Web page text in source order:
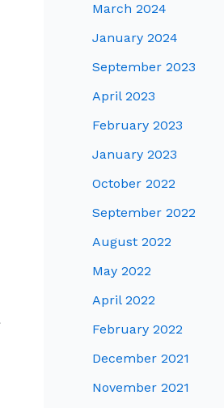
March 2024
January 2024
September 2023
April 2023
February 2023
January 2023
October 2022
September 2022
August 2022
May 2022
April 2022
February 2022
December 2021
November 2021